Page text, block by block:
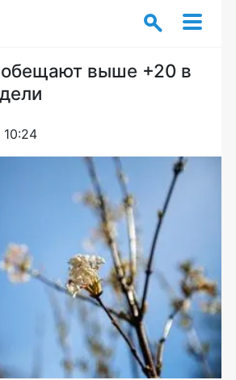
обещают выше +20 в
10:24